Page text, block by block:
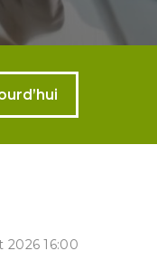
2026 16:00